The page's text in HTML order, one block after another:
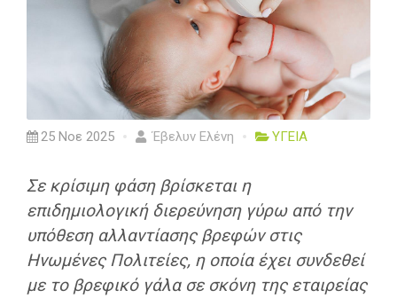
25 Νοε 2025 Έβελυν Ελένη ΥΓΕΙΑ
Σε κρίσιμη φάση βρίσκεται η
επιδημιολογική διερεύνηση γύρω από την
υπόθεση αλλαντίασης βρεφών στις
Ηνωμένες Πολιτείες, η οποία έχει συνδεθεί
με το βρεφικό γάλα σε σκόνη της εταιρείας